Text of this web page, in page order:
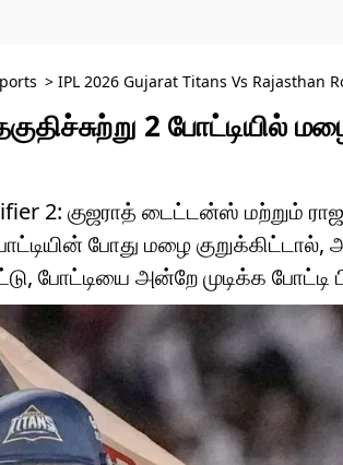
> IPL 2026 Gujarat Titans Vs Rajasthan
2 போட்டியில்
2: குஜராத் டைட்டன்ஸ்
போது மழை
போட்டியை அன்றே முடிக்க போட்டி